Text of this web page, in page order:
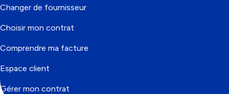
Changer de fournisseur
Choisir mon contrat
Comprendre ma facture
Espace client
Gérer mon contrat